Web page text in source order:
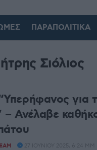
ΠΑΡΑΠΟΛΙΤΙΚΆ
Σιόλιος
για
Ανέλαβε
27 ΙΟΥΝΊΟΥ 2025, 6:24 ΜΜ